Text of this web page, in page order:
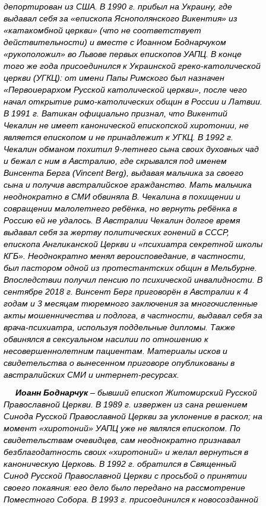
депортирован из США. В 1990 г. прибыл на Украину, где
выдавал себя за «епископа Яснополянского Викентия» из
«катакомбной церкви» (что не соответствует
действительности) и вместе с Иоанном Боднарчуком
«рукоположил» во Львове первых епископов УАПЦ. В конце
того же года присоединился к Украинской греко-католической
церкви (УГКЦ): от имени Папы Римского был назначен
«Первоиерархом Русской католической церкви», после чего
начал открытие римо-католических общин в России и Латвии.
В 1991 г. Ватикан официально признал, что Викентий
Чекалин не имеет канонической епископской хиротонии, не
является епископом и не принадлежит к УГКЦ. В 1992 г.
Чекалин обманом похитил 9-летнего сына своих духовных чад
и бежал с ним в Австралию, где скрывался под именем
Винсента Берга (Vincent Berg), выдавая мальчика за своего
сына и получив австралийское гражданство. Мать мальчика
неоднократно в СМИ обвиняла В. Чекалина в похищении и
совращении малолетнего ребёнка, но вернуть ребёнка в
Россию ей не удалось. В Австралии Чекалин долгое время
выдавал себя за жертву политических гонений в СССР,
епископа Англиканской Церкви и «психиатра секретной школы
КГБ». Неоднократно менял вероисповедание, в частности,
был пастором одной из протестантских общин в Мельбурне.
Впоследствии получил пенсию по психической инвалидности. В
сентябре 2018 г. Винсент Берг приговорён в Австралии к 4
годам и 3 месяцам тюремного заключения за многочисленные
акты мошенничества и подлога, в частности, выдавал себя за
врача-психиатра, используя поддельные дипломы. Также
обвинялся в сексуальном насилии по отношению к
несовершеннолетним пациентам. Материалы исков и
свидетельства о вынесенном приговоре опубликованы в
австралийских СМИ и интернет-ресурсах.
Иоанн Боднарчук– бывший епископ Житомирский Русской
Православной Церкви. В 1989 г. извержен из сана решением
Синода Русской Православной Церкви за уклонение в раскол; на
момент «хиротоний» УАПЦ уже не являлся епископом. По
свидетельствам очевидцев, сам неоднократно признавал
безблагодатность своих «хиротоний» и желал вернуться в
каноническую Церковь. В 1992 г. обратился в Священный
Синод Русской Православной Церкви с просьбой о принятии
своего покаяния: его дело было передано на рассмотрение
Поместного Собора. В 1993 г. присоединился к новосозданной